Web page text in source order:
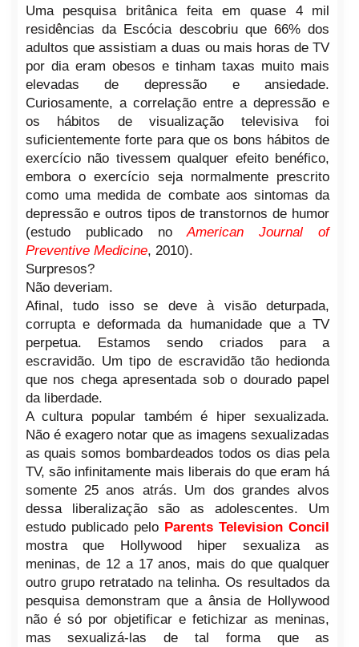
Uma pesquisa britânica feita em quase 4 mil
residências da Escócia descobriu que 66% dos
adultos que assistiam a duas ou mais horas de TV
por dia eram obesos e tinham taxas muito mais
elevadas de depressão e ansiedade.
Curiosamente, a correlação entre a depressão e
os hábitos de visualização televisiva foi
suficientemente forte para que os bons hábitos de
exercício não tivessem qualquer efeito benéfico,
embora o exercício seja normalmente prescrito
como uma medida de combate aos sintomas da
depressão e outros tipos de transtornos de humor
(estudo publicado noAmerican Journal of
Preventive Medicine, 2010).
Surpresos?
Não deveriam.
Afinal, tudo isso se deve à visão deturpada,
corrupta e deformada da humanidade que a TV
perpetua. Estamos sendo criados para a
escravidão. Um tipo de escravidão tão hedionda
que nos chega apresentada sob o dourado papel
da liberdade.
A cultura popular também é hiper sexualizada.
Não é exagero notar que as imagens sexualizadas
as quais somos bombardeados todos os dias pela
TV, são infinitamente mais liberais do que eram há
somente 25 anos atrás. Um dos grandes alvos
dessa liberalização são as adolescentes. Um
estudo publicado pelo Parents Television Concil
mostra que Hollywood hiper sexualiza as
meninas, de 12 a 17 anos, mais do que qualquer
outro grupo retratado na telinha. Os resultados da
pesquisa demonstram que a ânsia de Hollywood
não é só por objetificar e fetichizar as meninas,
mas sexualizá-las de tal forma que as